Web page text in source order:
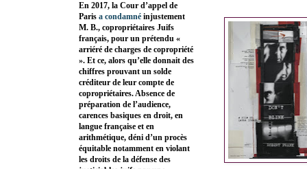
En 2017, la Cour d’appel de
Paris a condamné injustement
M. B., copropriétaires Juifs
français, pour un prétendu «
arriéré de charges de copropriété
». Et ce, alors qu’elle donnait des
chiffres prouvant un solde
créditeur de leur compte de
copropriétaires. Absence de
préparation de l’audience,
carences basiques en droit, en
langue française et en
arithmétique, déni d’un procès
équitable notamment en violant
les droits de la défense des